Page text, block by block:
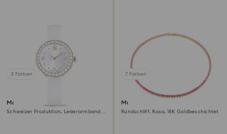
3 Farben
Matrix tennis Uhr
Schweizer Produktion, Lederarmband,
7 Farben
Matrix Tennis Halskette
Rundschliff, Rosa, 18K Goldbeschichtet